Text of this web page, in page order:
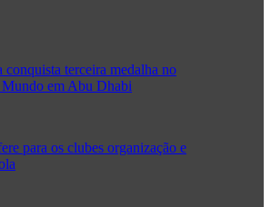
conquista terceira medalha no
em Abu Dhabi
para os clubes organização e